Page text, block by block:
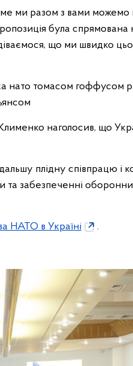
ми разом з вами
була спрямована
що ми швидко
наголосив, що
плідну співпрацю і
та забезпеченні
НАТО в Україні .